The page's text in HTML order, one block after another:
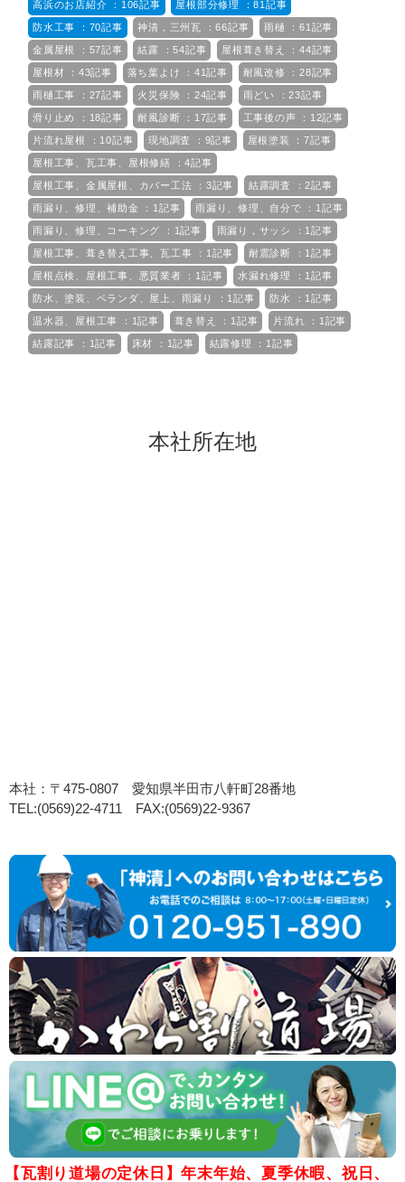
高浜のお店紹介 ：106記事 屋根部分修理 ：81記事
防水工事 ：70記事 神清，三州瓦 ：66記事 雨樋 ：61記事
金属屋根 ：57記事 結露 ：54記事 屋根葺き替え ：44記事
屋根材 ：43記事 落ち葉よけ ：41記事 耐風改修 ：28記事
雨樋工事 ：27記事 火災保険 ：24記事 雨どい ：23記事
滑り止め ：18記事 耐風診断 ：17記事 工事後の声 ：12記事
片流れ屋根 ：10記事 現地調査 ：9記事 屋根塗装 ：7記事
屋根工事、瓦工事、屋根修繕 ：4記事
屋根工事、金属屋根、カバー工法 ：3記事 結露調査 ：2記事
雨漏り、修理、補助金 ：1記事 雨漏り、修理、自分で ：1記事
雨漏り、修理、コーキング ：1記事 雨漏り，サッシ ：1記事
屋根工事、葺き替え工事、瓦工事 ：1記事 耐震診断 ：1記事
屋根点検、屋根工事、悪質業者 ：1記事 水漏れ修理 ：1記事
防水、塗装、ベランダ、屋上、雨漏り ：1記事 防水 ：1記事
温水器、屋根工事 ：1記事 葺き替え ：1記事 片流れ ：1記事
結露記事 ：1記事 床材 ：1記事 結露修理 ：1記事
本社所在地
本社：〒475-0807 愛知県半田市八軒町28番地
TEL:(0569)22-4711 FAX:(0569)22-9367
【瓦割り道場の定休日】年末年始、夏季休暇、祝日、